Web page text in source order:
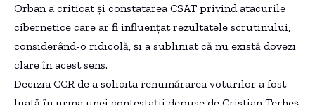
Orban a criticat și constatarea CSAT privind atacurile
cibernetice care ar fi influențat rezultatele scrutinului,
considerând-o ridicolă, și a subliniat că nu există dovezi
clare în acest sens.
Decizia CCR de a solicita renumărarea voturilor a fost